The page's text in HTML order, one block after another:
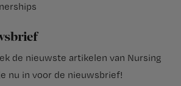
de nieuwste artikelen van Nursing
nu in voor de nieuwsbrief!